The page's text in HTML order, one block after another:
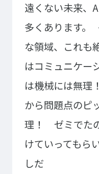
卒業生の紹介
キャンパスラ
イベント・行事
入学のご案内
5つの入学方法
募集要項
学費・教材費
奨学金・奨励金
遠くない未来、
多くあります。
な領域、これも
はコミュニケー
は機械には無理！
から問題点のピ
理！
ゼミでた
けていってもら
しだ